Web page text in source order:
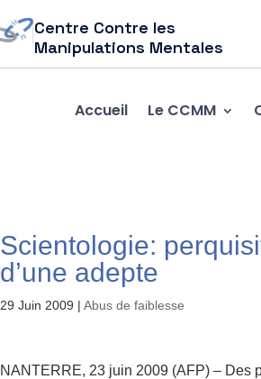
Centre Contre les
Manipulations Mentales
Accueil Le CCMM
Scientologie:
d’une adepte
29 Juin 2009 |Abus de faiblesse
NANTERRE, 23 juin 2009 (AFP) – Des